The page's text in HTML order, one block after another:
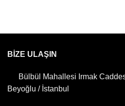
BİZE ULAŞIN
Bülbül Mahallesi Irmak
Beyoğlu / İstanbul